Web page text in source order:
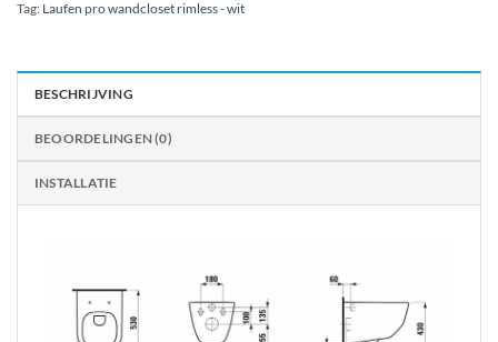
Tag: Laufen pro wandcloset rimless - wit
BESCHRIJVING
BEOORDELINGEN (0)
INSTALLATIE